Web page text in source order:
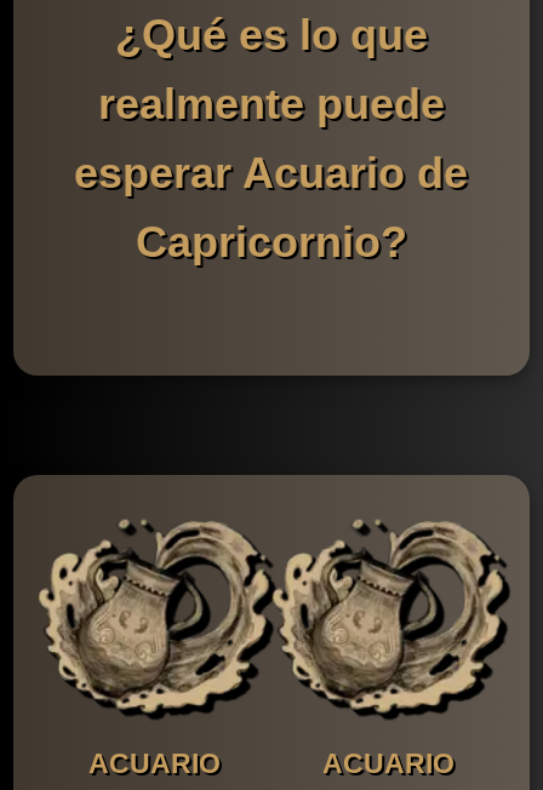
¿Qué es lo que
realmente puede
esperar Acuario de
Capricornio?
ACUARIO ACUARIO